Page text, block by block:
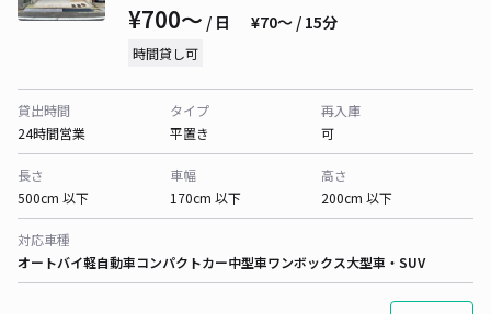
¥700〜 / 日 ¥70〜 / 15分
時間貸し可
貸出時間
24時間営業
タイプ
平置き
再入庫
可
長さ
500cm 以下
車幅
170cm 以下
高さ
200cm 以下
対応車種
オートバイ軽自動車コンパクトカー中型車ワンボックス大型車・SUV